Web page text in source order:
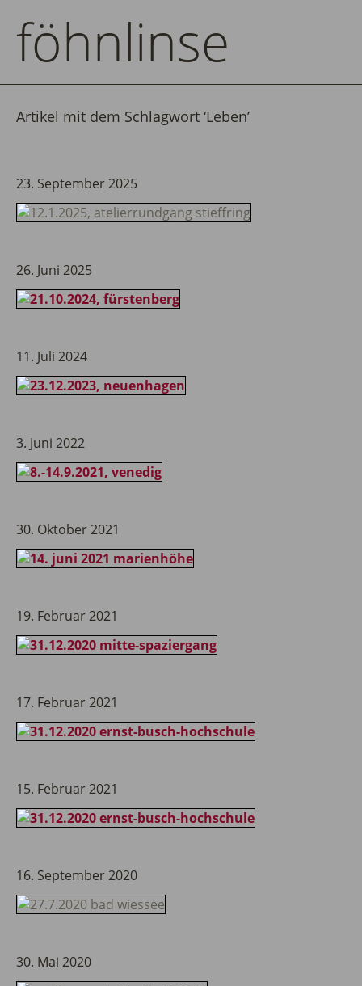
föhnlinse
Artikel mit dem Schlagwort ‘Leben’
23. September 2025
26. Juni 2025
11. Juli 2024
3. Juni 2022
30. Oktober 2021
19. Februar 2021
17. Februar 2021
15. Februar 2021
16. September 2020
30. Mai 2020